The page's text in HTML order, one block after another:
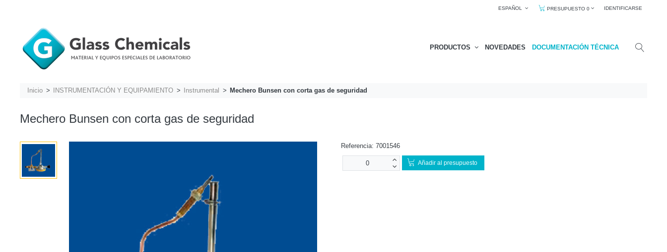
ESPAÑOL PRESUPUESTO 0 IDENTIFICARSE
PRODUCTOS NOVEDADES DOCUMENTACIÓN TÉCNICA
Inicio INSTRUMENTACIÓN Y EQUIPAMIENTO Instrumental Mechero Bunsen con corta gas de seguridad
Mechero Bunsen con corta gas de seguridad
Referencia: 7001546
Añadir al presupuesto